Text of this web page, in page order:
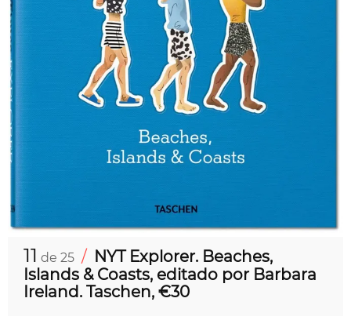
11 de 25 / NYT Explorer. Beaches,
Islands & Coasts, editado por Barbara
Ireland. Taschen, €30